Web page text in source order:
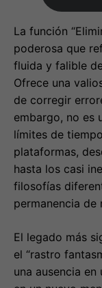
La función
poderosa que
fluida y falible
Ofrece una
de corregir
embargo, no es
límites de
plataformas,
hasta los casi
filosofías
permanencia de
El legado más
el “rastro
una ausencia